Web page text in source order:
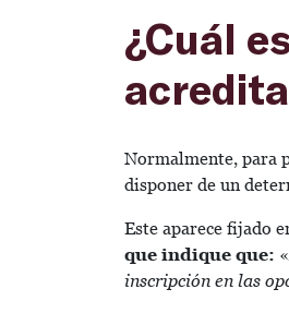
¿Cuál
Normalmente, para
disponer de un
Este aparece fijado
que indique que: «
inscripción en las